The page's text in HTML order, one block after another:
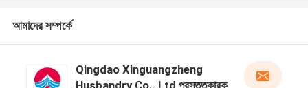
আমাদের সম্পর্কে
Qingdao Xinguangzheng